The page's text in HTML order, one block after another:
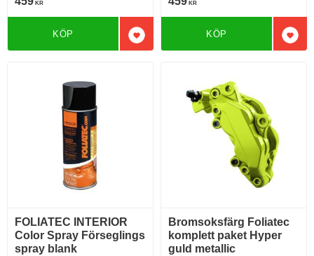
KR
Lägg till i favoriter
KÖP
KR
KÖP
FOLIATEC INTERIOR
Color Spray Förseglings
spray blank
Bromsoksfärg Foliatec
komplett paket Hyper
guld metallic